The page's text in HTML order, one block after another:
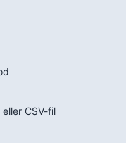
CSV-fil